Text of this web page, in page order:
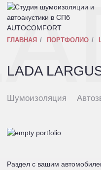
ГЛАВНАЯ ПОРТФОЛИО
LADA
Шумоизоляция
Раздел с вашим